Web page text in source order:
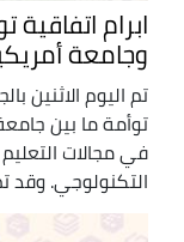
ابرام اتفاقية
وجامعة
تم اليوم الاثنين
في مجالات التعليم
التكنولوجي. وقد